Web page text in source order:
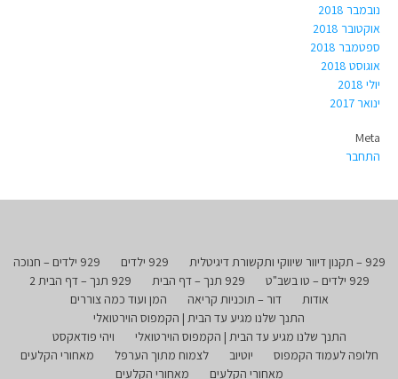
נובמבר 2018
אוקטובר 2018
ספטמבר 2018
אוגוסט 2018
יולי 2018
ינואר 2017
Meta
התחבר
929 – תקנון דיוור שיווקי ותקשורת דיגיטלית 929 ילדים
929 ילדים – חנוכה
929 ילדים – טו בשב"ט
929 תנך – דף הבית
929 תנך – דף הבית 2
אודות
דור – תוכניות קריאה
המן ועוד כמה צוררים
התנך שלנו מגיע עד הבית | הקמפוס הוירטואלי
התנך שלנו מגיע עד הבית | הקמפוס הוירטואלי
ויהי פודאקסט
חלופה לעמוד הקמפוס
יוטיוב לצמוח מתוך הערפל
מאחורי הקלעים
מאחורי הקלעים
מאחורי הקלעים